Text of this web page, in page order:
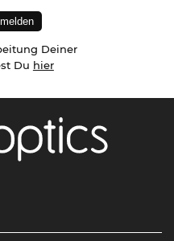
Deiner
Du hier